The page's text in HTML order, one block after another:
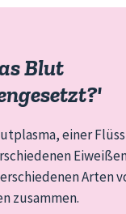
Blut
einer
Arten
zusammen.